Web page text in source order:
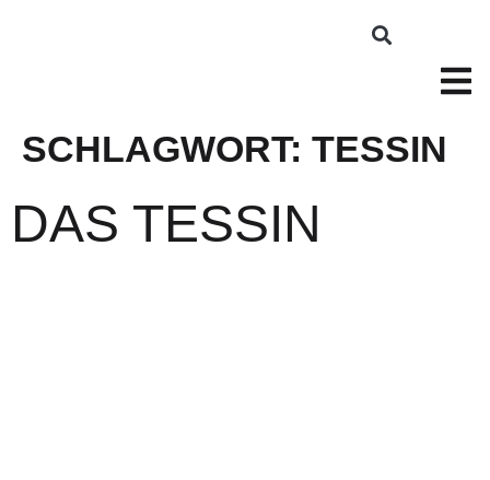
SCHLAGWORT: TESSIN
DAS TESSIN